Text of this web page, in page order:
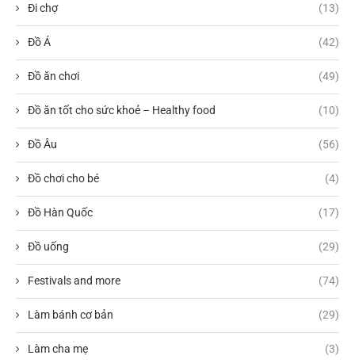
Đi chợ (13)
Đồ Á (42)
Đồ ăn chơi (49)
Đồ ăn tốt cho sức khoẻ – Healthy food (10)
Đồ Âu (56)
Đồ chơi cho bé (4)
Đồ Hàn Quốc (17)
Đồ uống (29)
Festivals and more (74)
Làm bánh cơ bản (29)
Làm cha mẹ (3)